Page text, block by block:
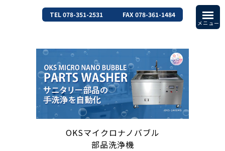
TEL 078-351-2531 FAX 078-361-1484
OKSマイクロナノバブル
部品洗浄機